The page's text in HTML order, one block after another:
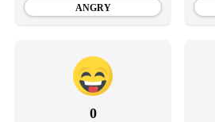
ANGRY
0